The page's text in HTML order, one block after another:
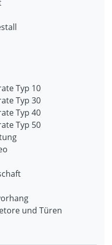
Typ 10
Typ 30
Typ 40
Typ 50
und Türen